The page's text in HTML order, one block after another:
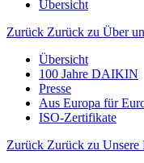
Übersicht
Zurück Zurück zu Über
Übersicht
100 Jahre DAIKIN
Presse
Aus Europa für
ISO-Zertifikate
Zurück Zurück zu Unsere